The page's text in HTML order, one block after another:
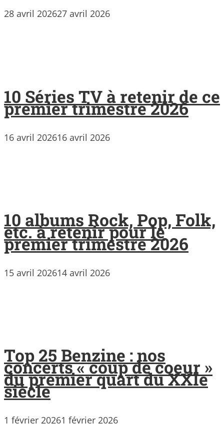
28 avril 202627 avril 2026
10 Séries TV à retenir de ce
premier trimestre 2026
16 avril 202616 avril 2026
10 albums Rock, Pop, Folk,
etc. à retenir pour le
premier trimestre 2026
15 avril 202614 avril 2026
Top 25 Benzine : nos
concerts « coup de coeur »
du premier quart du XXIe
siècle
1 février 20261 février 2026